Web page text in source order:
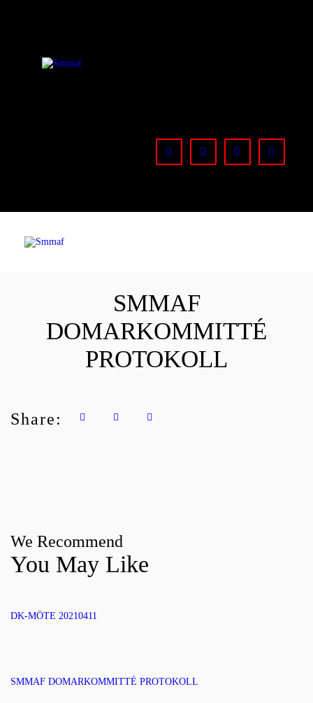
SMMAF
DOMARKOMMITTÉ
PROTOKOLL
Share:
We Recommend
You May Like
DK-MÖTE 20210411
SMMAF DOMARKOMMITTÉ PROTOKOLL